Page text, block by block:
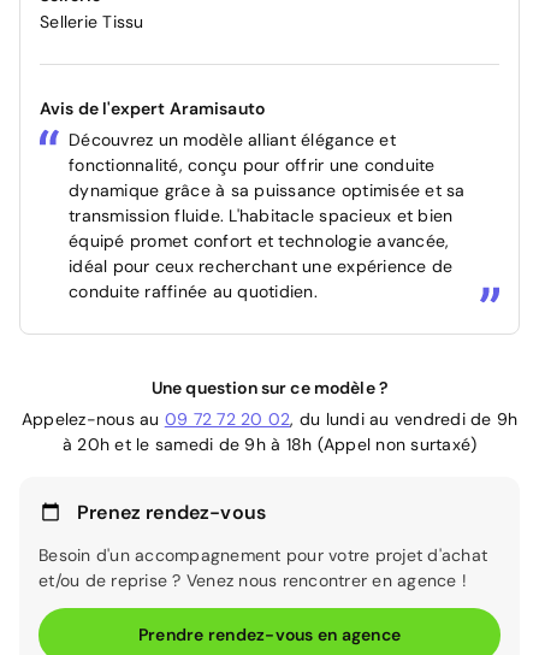
Sellerie Tissu
Avis de l'expert Aramisauto
Découvrez un modèle alliant élégance et
fonctionnalité, conçu pour offrir une conduite
dynamique grâce à sa puissance optimisée et sa
transmission fluide. L'habitacle spacieux et bien
équipé promet confort et technologie avancée,
idéal pour ceux recherchant une expérience de
conduite raffinée au quotidien.
Une question sur ce modèle ?
Appelez-nous au 09 72 72 20 02, du lundi au vendredi de 9h
à 20h et le samedi de 9h à 18h (Appel non surtaxé)
Prenez rendez-vous
Besoin d'un accompagnement pour votre projet d'achat
et/ou de reprise ? Venez nous rencontrer en agence !
Prendre rendez-vous en agence